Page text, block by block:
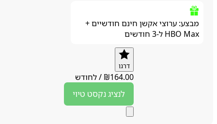
מבצע: ערוצי אקשן חינם חודשיים +
HBO Max ל-3 חודשים
₪164.00
/לחודש
לנציגנקסט טיוי